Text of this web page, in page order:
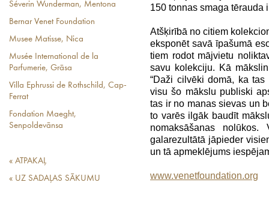
Séverin Wunderman, Mentona
Bernar Venet Foundation
Musee Matisse, Nica
Musée International de la
Parfumerie, Grāsa
Villa Ephrussi de Rothschild, Cap-
Ferrat
Fondation Maeght,
Senpoldevānsa
« ATPAKAĻ
« UZ SADAĻAS SĀKUMU
150 tonnas smaga tērauda
Atšķirībā no citiem
eksponēt savā īpašumā
tiem rodot mājvietu
savu kolekciju. Kā
“Daži cilvēki domā, ka
visu šo mākslu publiski
tas ir no manas sievas un
to varēs ilgāk baudīt
nomaksāšanas
galarezultātā jāpieder
un tā apmeklējums
www.venetfoundation.org